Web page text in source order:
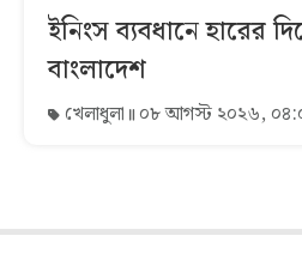
ইনিংস ব্যবধানে হারের
বাংলাদেশ
খেলাধুলা ০৮ আগস্ট ২০২৬,